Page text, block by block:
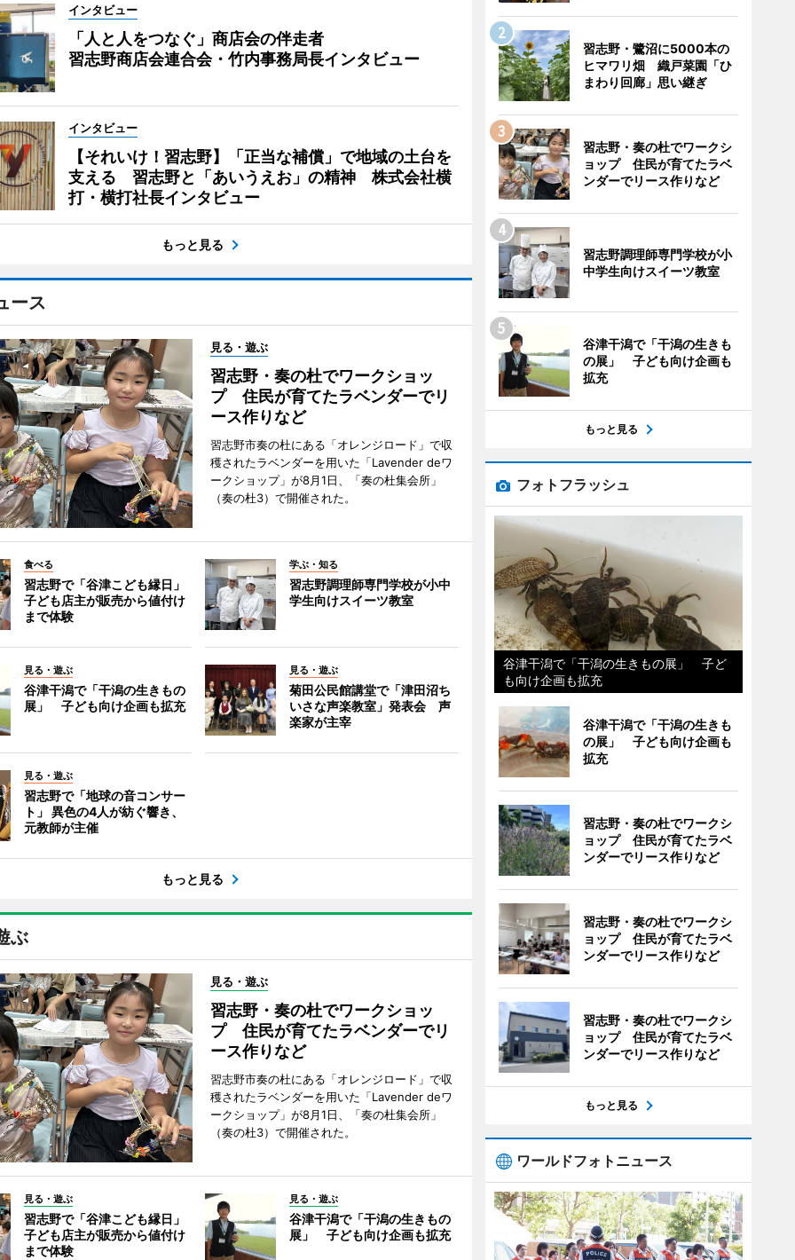
インタビュー
「人と人をつなぐ」商店会の伴走者
習志野商店会連合会・竹内事務局長インタビュー
インタビュー
【それいけ！習志野】「正当な補償」で地域の土台を
支える 習志野と「あいうえお」の精神 株式会社横
打・横打社長インタビュー
もっと見る
ース
見る・遊ぶ
習志野・奏の杜でワークショッ
プ 住民が育てたラベンダーでリ
ース作りなど
習志野市奏の杜にある「オレンジロード」で収
穫されたラベンダーを用いた「Lavender deワ
ークショップ」が8月1日、「奏の杜集会所」
（奏の杜3）で開催された。
食べる
習志野で「谷津こども縁日」
子ども店主が販売から値付け
まで体験
学ぶ・知る
習志野調理師専門学校が小中
学生向けスイーツ教室
見る・遊ぶ
谷津干潟で「干潟の生きもの
展」 子ども向け企画も拡充
見る・遊ぶ
菊田公民館講堂で「津田沼ち
いさな声楽教室」発表会 声
楽家が主宰
見る・遊ぶ
習志野で「地球の音コンサー
ト」 異色の4人が紡ぐ響き、
元教師が主催
もっと見る
ぶ
見る・遊ぶ
習志野・奏の杜でワークショッ
プ 住民が育てたラベンダーでリ
ース作りなど
習志野市奏の杜にある「オレンジロード」で収
穫されたラベンダーを用いた「Lavender deワ
ークショップ」が8月1日、「奏の杜集会所」
（奏の杜3）で開催された。
見る・遊ぶ
習志野で「谷津こども縁日」
子ども店主が販売から値付け
まで体験
見る・遊ぶ
谷津干潟で「干潟の生きもの
展」 子ども向け企画も拡充
習志野・鷺沼に5000本の
ヒマワリ畑 織戸菜園「ひ
まわり回廊」思い継ぎ
習志野・奏の杜でワークシ
ョップ 住民が育てたラベ
ンダーでリース作りなど
習志野調理師専門学校が小
中学生向けスイーツ教室
谷津干潟で「干潟の生きも
の展」 子ども向け企画も
拡充
もっと見る
フォトフラッシュ
谷津干潟で「干潟の生きもの展」 子ど
も向け企画も拡充
谷津干潟で「干潟の生きも
の展」 子ども向け企画も
拡充
習志野・奏の杜でワークシ
ョップ 住民が育てたラベ
ンダーでリース作りなど
習志野・奏の杜でワークシ
ョップ 住民が育てたラベ
ンダーでリース作りなど
習志野・奏の杜でワークシ
ョップ 住民が育てたラベ
ンダーでリース作りなど
もっと見る
ワールドフォトニュース